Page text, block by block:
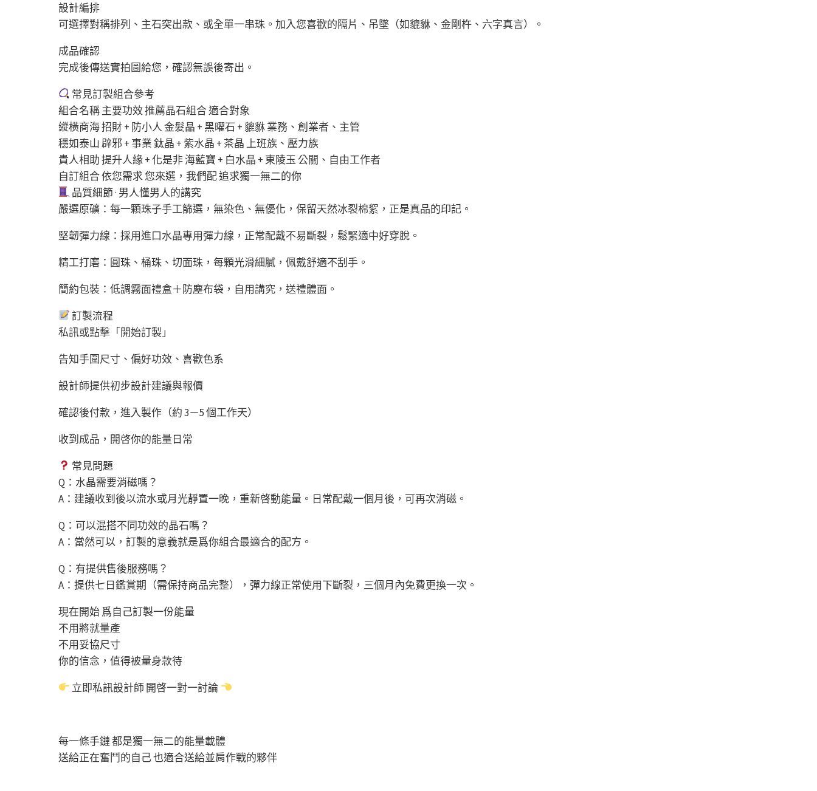
設計編排
可選擇對稱排列、主石突出款、或全單一串珠。加入您喜歡的隔片、吊墜（如貔貅、金剛杵、六字真言）。
成品確認
完成後傳送實拍圖給您，確認無誤後寄出。
常見訂製組合參考
組合名稱 主要功效 推薦晶石組合 適合對象
縱橫商海 招財 + 防小人 金髮晶 + 黑曜石 + 貔貅 業務、創業者、主管
穩如泰山 辟邪 + 事業 鈦晶 + 紫水晶 + 茶晶 上班族、壓力族
貴人相助 提升人緣 + 化是非 海藍寶 + 白水晶 + 東陵玉 公關、自由工作者
自訂組合 依您需求 您來選，我們配 追求獨一無二的你
品質細節 · 男人懂男人的講究
嚴選原礦：每一顆珠子手工篩選，無染色、無優化，保留天然冰裂棉絮，正是真品的印記。
堅韌彈力線：採用進口水晶專用彈力線，正常配戴不易斷裂，鬆緊適中好穿脫。
精工打磨：圓珠、桶珠、切面珠，每顆光滑細膩，佩戴舒適不刮手。
簡約包裝：低調霧面禮盒＋防塵布袋，自用講究，送禮體面。
訂製流程
私訊或點擊「開始訂製」
告知手圍尺寸、偏好功效、喜歡色系
設計師提供初步設計建議與報價
確認後付款，進入製作（約 3－5 個工作天）
收到成品，開啓你的能量日常
常見問題
Q：水晶需要消磁嗎？
A：建議收到後以流水或月光靜置一晚，重新啓動能量。日常配戴一個月後，可再次消磁。
Q：可以混搭不同功效的晶石嗎？
A：當然可以，訂製的意義就是爲你組合最適合的配方。
Q：有提供售後服務嗎？
A：提供七日鑑賞期（需保持商品完整），彈力線正常使用下斷裂，三個月內免費更換一次。
現在開始 爲自己訂製一份能量
不用將就量產
不用妥協尺寸
你的信念，值得被量身款待
立即私訊設計師 開啓一對一討論
每一條手鏈 都是獨一無二的能量載體
送給正在奮鬥的自己 也適合送給並肩作戰的夥伴